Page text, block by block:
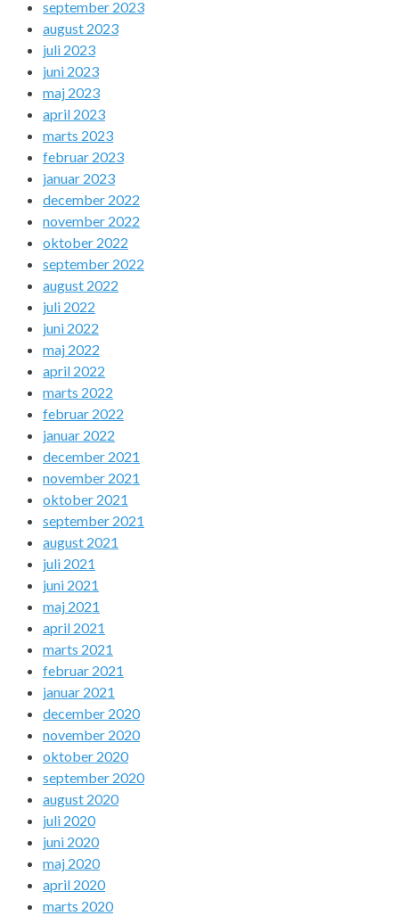
september 2023
august 2023
juli 2023
juni 2023
maj 2023
april 2023
marts 2023
februar 2023
januar 2023
december 2022
november 2022
oktober 2022
september 2022
august 2022
juli 2022
juni 2022
maj 2022
april 2022
marts 2022
februar 2022
januar 2022
december 2021
november 2021
oktober 2021
september 2021
august 2021
juli 2021
juni 2021
maj 2021
april 2021
marts 2021
februar 2021
januar 2021
december 2020
november 2020
oktober 2020
september 2020
august 2020
juli 2020
juni 2020
maj 2020
april 2020
marts 2020